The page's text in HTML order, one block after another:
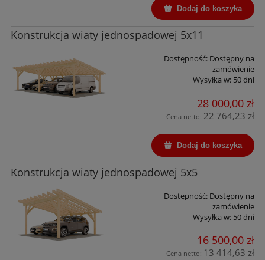
Dodaj do koszyka
Konstrukcja wiaty jednospadowej 5x11
Dostępność: Dostępny na
zamówienie
Wysyłka w: 50 dni
28 000,00 zł
Cena netto: 22 764,23 zł
Dodaj do koszyka
Konstrukcja wiaty jednospadowej 5x5
Dostępność: Dostępny na
zamówienie
Wysyłka w: 50 dni
16 500,00 zł
Cena netto: 13 414,63 zł